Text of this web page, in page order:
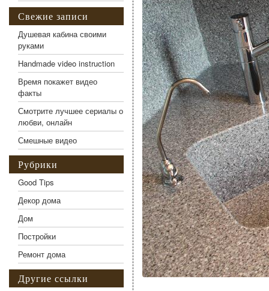
Свежие записи
Душевая кабина своими
руками
Handmade video instruction
Время покажет видео
факты
Смотрите лучшее сериалы о
любви, онлайн
Смешные видео
Рубрики
Good Tips
Декор дома
Дом
Постройки
Ремонт дома
Другие ссылки